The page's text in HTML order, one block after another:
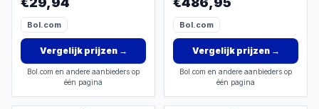
Bol.com
Vergelijk prijzen→
Bol.com en andere aanbieders op
één pagina
Bol.com
Vergelijk prijzen→
Bol.com en andere aanbieders op
één pagina